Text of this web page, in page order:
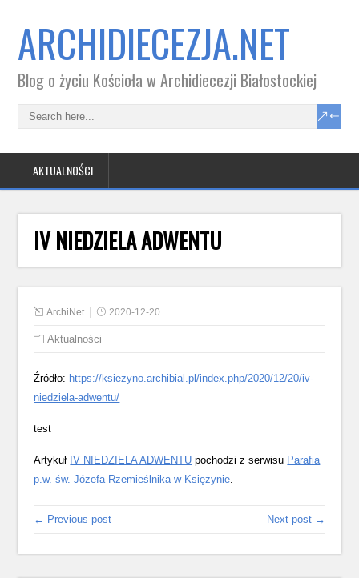
ARCHIDIECEZJA.NET
Blog o życiu Kościoła w Archidiecezji Białostockiej
AKTUALNOŚCI
IV NIEDZIELA ADWENTU
ArchiNet 2020-12-20
Aktualności
Źródło: https://ksiezyno.archibial.pl/index.php/2020/12/20/iv-
niedziela-adwentu/
test
Artykuł IV NIEDZIELA ADWENTU pochodzi z serwisu Parafia
p.w. św. Józefa Rzemieślnika w Księżynie.
← Previous post Next post →